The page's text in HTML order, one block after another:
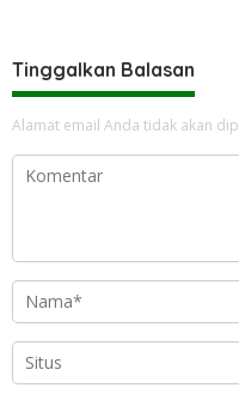
Tinggalkan Balasan
Alamat email Anda tidak akan